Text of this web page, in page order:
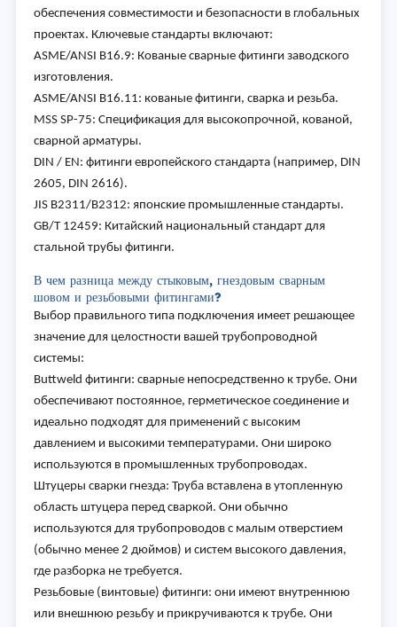
обеспечения совместимости и безопасности в глобальных
проектах. Ключевые стандарты включают:
ASME/ANSI B16.9: Кованые сварные фитинги заводского
изготовления.
ASME/ANSI B16.11: кованые фитинги, сварка и резьба.
MSS SP-75: Спецификация для высокопрочной, кованой,
сварной арматуры.
DIN / EN: фитинги европейского стандарта (например, DIN
2605, DIN 2616).
JIS B2311/B2312: японские промышленные стандарты.
GB/T 12459: Китайский национальный стандарт для
стальной трубы фитинги.
В чем разница между стыковым, гнездовым сварным
шовом и резьбовыми фитингами?
Выбор правильного типа подключения имеет решающее
значение для целостности вашей трубопроводной
системы:
Buttweld фитинги: сварные непосредственно к трубе. Они
обеспечивают постоянное, герметическое соединение и
идеально подходят для применений с высоким
давлением и высокими температурами. Они широко
используются в промышленных трубопроводах.
Штуцеры сварки гнезда: Труба вставлена в утопленную
область штуцера перед сваркой. Они обычно
используются для трубопроводов с малым отверстием
(обычно менее 2 дюймов) и систем высокого давления,
где разборка не требуется.
Резьбовые (винтовые) фитинги: они имеют внутреннюю
или внешнюю резьбу и прикручиваются к трубе. Они